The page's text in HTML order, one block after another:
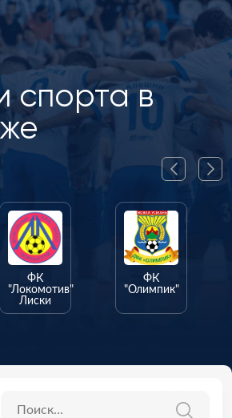
спорта в
ФК
"Локомотив"
Лиски
ФК
"Олимпик"